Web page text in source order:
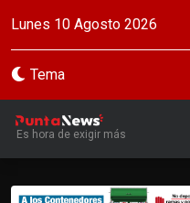
Lunes 10 Agosto 2026
Tema
Es hora de exigir más